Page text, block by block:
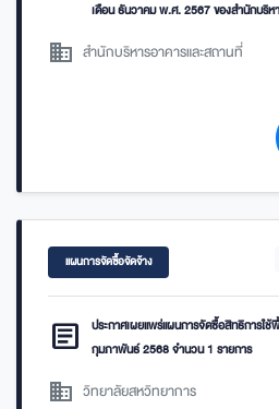
เดือน ธันวาคม พ.ศ. 2567 ของสำนักบริห
domain สำนักบริหารอาคารและสถานที่
แผนการจัดซื้อจัดจ้าง
article
ประกาศเผยแพร่แผนการจัดซื้อสิทธิการใ
กุมภาพันธ์ 2568 จำนวน 1 รายการ
domain วิทยาลัยสหวิทยาการ